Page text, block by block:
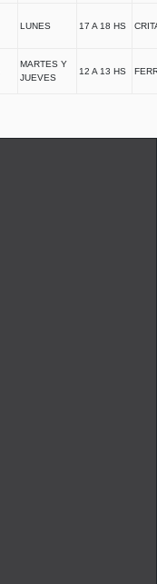
LUNES 17 A 18 HS
MARTES Y
JUEVES
12 A 13 HS